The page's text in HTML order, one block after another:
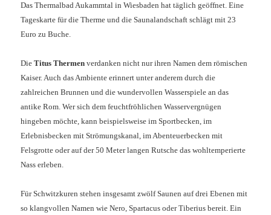
Das Thermalbad Aukammtal in Wiesbaden hat täglich geöffnet. Eine
Tageskarte für die Therme und die Saunalandschaft schlägt mit 23
Euro zu Buche.
DieTitus Thermenverdanken nicht nur ihren Namen dem römischen
Kaiser. Auch das Ambiente erinnert unter anderem durch die
zahlreichen Brunnen und die wundervollen Wasserspiele an das
antike Rom. Wer sich dem feuchtfröhlichen Wasservergnügen
hingeben möchte, kann beispielsweise im Sportbecken, im
Erlebnisbecken mit Strömungskanal, im Abenteuerbecken mit
Felsgrotte oder auf der 50 Meter langen Rutsche das wohltemperierte
Nass erleben.
Für Schwitzkuren stehen insgesamt zwölf Saunen auf drei Ebenen mit
so klangvollen Namen wie Nero, Spartacus oder Tiberius bereit. Ein